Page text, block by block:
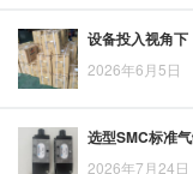
2026年6月5日
2026年7月24日